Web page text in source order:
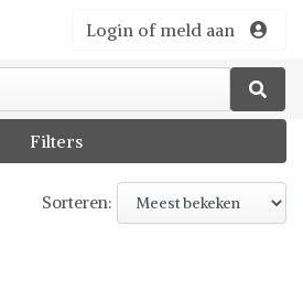
Login of meld aan
Filters
Sorteren: